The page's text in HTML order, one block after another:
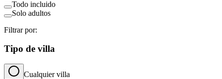
Todo incluido
Solo adultos
Filtrar por:
Tipo de villa
Cualquier villa